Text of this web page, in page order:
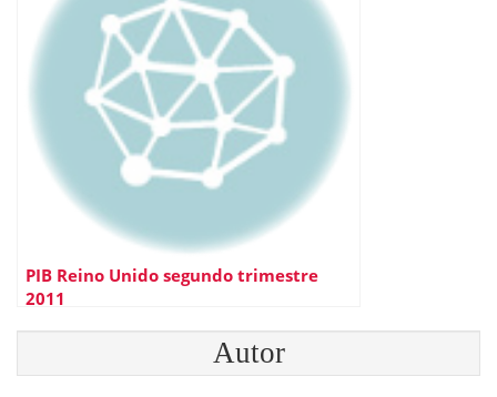
PIB Reino Unido segundo trimestre
2011
Autor